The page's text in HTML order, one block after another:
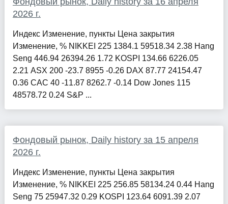
2026 г.
Индекс Изменение, пункты Цена закрытия
Изменение, % NIKKEI 225 1384.1 59518.34 2.38 Hang
Seng 446.94 26394.26 1.72 KOSPI 134.66 6226.05
2.21 ASX 200 -23.7 8955 -0.26 DAX 87.77 24154.47
0.36 CAC 40 -11.87 8262.7 -0.14 Dow Jones 115
48578.72 0.24 S&P ...
Фондовый рынок, Daily history за 15 апреля
2026 г.
Индекс Изменение, пункты Цена закрытия
Изменение, % NIKKEI 225 256.85 58134.24 0.44 Hang
Seng 75 25947.32 0.29 KOSPI 123.64 6091.39 2.07